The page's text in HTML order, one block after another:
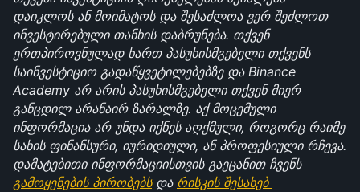
დაიკლოს ან მოიმატოს და შესაძლოა ვერ შეძლოთ
ინვესტირებული თანხის დაბრუნება. თქვენ
ერთპიროვნულად ხართ პასუხისმგებელი თქვენს
საინვესტიციო გადაწყვეტილებებზე და Binance
Academy არ არის პასუხისმგებელი თქვენ მიერ
განცდილ არანაირ ზარალზე. აქ მოცემული
ინფორმაცია არ უნდა იქნეს აღქმული, როგორც რაიმე
სახის ფინანსური, იურიდიული, ან პროფესიული რჩევა.
დამატებითი ინფორმაციისთვის გაეცანით ჩვენს
გამოყენების პირობებს და რისკის შესახებ